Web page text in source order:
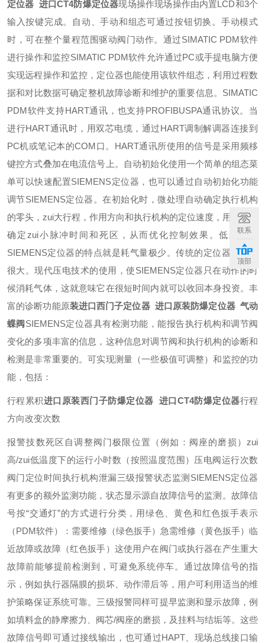
定位器 进口CT4防爆定位器现场操作现场操作由内置LCD和3个
输入按键完成。自动、手动和组态可通过按钮切换。 手动模式
时，可在整个量程范围驱动阀门动作。 通过SIMATIC PDM软件
进行操作和监控SIMATIC PDM软件允许通过PC或手提电脑方便
实现远程操作和监控，定位器也能使用该软件组态，利用过程数
据和对比数据可确定整机故障诊断和维护的重要信息。 SIMATIC
PDM软件支持HART通讯，也支持PROFIBUSPA通讯协议。 当
进行HART通讯时，用双芯电缆，通过HART调制解调器连接到
PC机或笔记本的COM口。HART通讯所使用的信号是采用频移
键控方式叠加在电流信号上。
自动初始化使用一个简单的组态菜
单可以快速配置SIEMENS定位器，也可以通过自动初始化功能
调节SIEMENS定位器。在初始化时，微处理自动确定执行机构
的零头，zui大行程，作用方向和执行机构的定位速度，用这些来
确定zui小脉冲时间和死区，从而优化控制效果。低耗气量
SIEMENS定位器的特点就是耗气量极少。传统的定位器耗气量
很大。现代压电技术的使用，使SIEMENS定位器只在动作的时
候消耗气体，这就意味它在很短时间内就可以收回本身投资。 丰
富的诊断功能原装进口西门子定位器 进口原装防爆定位器 气动
蝶阀SIEMENS定位器具有检测功能，能报告执行机构和调节阀
变化的多项丰富的信息，这种信息对调节阀和执行机构的诊断和
检测是非常重要的。可实现测量（一些极值可调整）和监控的功
能，包括：
行程累积进口原装西门子防爆定位器 进口CT4防爆定位器行程
方向改变次数
报警技数死区自调整阀门极限位置（例如：阀座的磨损） zui
高/zui低温度下的运行小时数（按照温度范围） 压电阀运行次数
阀门定位时间执行机构泄漏三级报警状态监测 SIEMENS定位器
有更多的额外监测功能，状态显示源自故障信号的监测。故障信
号按“交通灯”的方式进行分类，用绿色、黄色和红色扳手表示
（PDM软件）： 需要维修（绿色扳手） 急需维修（黄色扳手） 临
近故障或故障（红色扳手） 这使用户在阀门或执行器在产生重大
故障前能够提前检测到，可避免系统停车。通过故障信号的指
示，例如执行器隔膜的损坏、动作滞后等，用户可利用适当的维
护策略保证系统可靠。 三级报警同样可提早监测和显示故障，例
如填料盒的静摩擦力、阀芯/阀座的磨损，及挂料与结垢等。 这些
故障信号即可通过接线输出，也可通过HAPT、现场总线接口输
联系
顶部